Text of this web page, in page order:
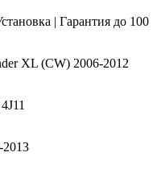
| Гарантия до 100
XL (CW) 2006-2012